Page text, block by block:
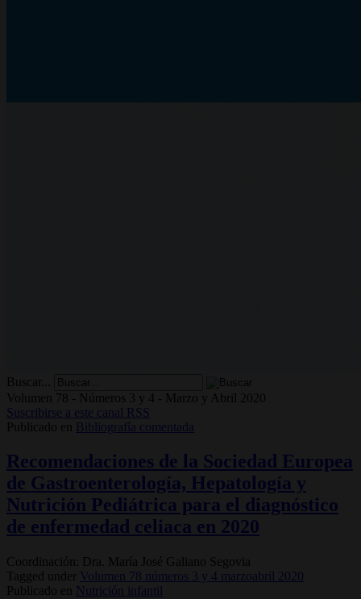
Buscar...
Volumen 78 - Números 3 y 4 - Marzo y Abril 2020
Suscribirse a este canal RSS
Publicado en
Bibliografía comentada
Recomendaciones de la Sociedad Europea
de Gastroenterología, Hepatología y
Nutrición Pediátrica para el diagnóstico
de enfermedad celiaca en 2020
Coordinación: Dra. María José Galiano Segovia
Tagged under
Volumen 78 números 3 y 4 marzoabril 2020
Publicado en
Nutrición infantil